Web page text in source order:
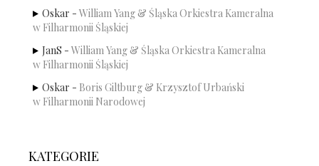
Oskar - William Yang & Śląska Orkiestra Kameralna
w Filharmonii Śląskiej
JanS - William Yang & Śląska Orkiestra Kameralna
w Filharmonii Śląskiej
Oskar - Boris Giltburg & Krzysztof Urbański
w Filharmonii Narodowej
KATEGORIE